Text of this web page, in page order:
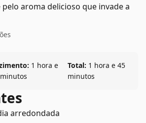
aroma delicioso que invade a
1 hora e
Total: 1 hora e 45
minutos
arredondada